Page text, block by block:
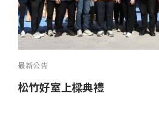
最新公告
松竹好室上樑典禮